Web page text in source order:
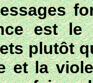
est le
plutôt
et la